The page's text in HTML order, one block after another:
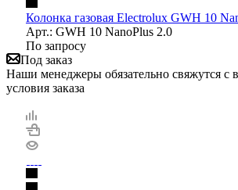
Колонка газовая Electrolux GWH 10
Арт.: GWH 10 NanoPlus 2.0
По запросу
Под заказ
Наши менеджеры обязательно свяжутся с
условия заказа